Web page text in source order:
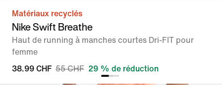
Matériaux recyclés
Nike Swift Breathe
Haut de running à manches courtes Dri-FIT pour
femme
38.99 CHF 55 CHF 29 % de réduction